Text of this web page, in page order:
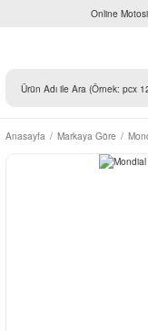
Online
Anasayfa Markaya Göre